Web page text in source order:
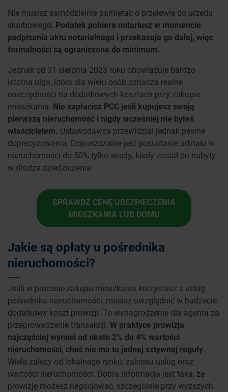
Nie musisz samodzielnie pamiętać o przelewie do urzędu
skarbowego. Podatek pobiera notariusz w momencie
podpisania aktu notarialnego i przekazuje go dalej, więc
formalności są ograniczone do minimum.
Jednak od 31 sierpnia 2023 roku obowiązuje bardzo
istotna ulga, która dla wielu osób oznacza realne
oszczędności na dodatkowych kosztach przy zakupie
mieszkania. Nie zapłacisz PCC jeśli kupujesz swoją
pierwszą nieruchomość i nigdy wcześniej nie byłeś
właścicielem. Ustawodawca przewidział jednak pewne
doprecyzowania. Dopuszczalne jest posiadanie udziału w
nieruchomości do 50% tylko wtedy, kiedy został on nabyty
w drodze dziedziczenia.
SPRAWDŹ CENĘ UBEZPIECZENIA
MIESZKANIA LUB DOMU
Jakie są opłaty u pośrednika
nieruchomości?
Jeśli w procesie zakupu mieszkania korzystasz z usług
pośrednika nieruchomości, musisz uwzględnić w budżecie
dodatkowy koszt prowizji. To wynagrodzenie dla agenta za
przeprowadzenie transakcji. W praktyce prowizja
najczęściej wynosi od około 2% do 4% wartości
nieruchomości, choć nie ma tu jednej sztywnej reguły.
Wiele zależy od lokalnego rynku, zakresu usług oraz
wartości nieruchomości. Dobra informacja jest taka, że
prowizję możesz negocjować, szczególnie przy wyższych